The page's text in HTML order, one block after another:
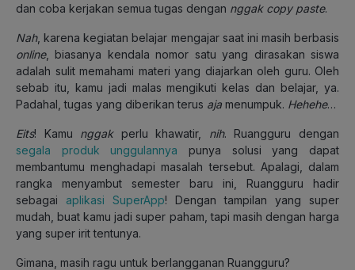
dan coba kerjakan semua tugas dengan nggak copy paste.
Nah, karena kegiatan belajar mengajar saat ini masih berbasis
online, biasanya kendala nomor satu yang dirasakan siswa
adalah sulit memahami materi yang diajarkan oleh guru. Oleh
sebab itu, kamu jadi malas mengikuti kelas dan belajar, ya.
Padahal, tugas yang diberikan terus aja menumpuk. Hehehe…
Eits! Kamu nggakperlu khawatir, nih. Ruangguru dengan
segala produk unggulannya punya solusi yang dapat
membantumu menghadapi masalah tersebut. Apalagi, dalam
rangka menyambut semester baru ini, Ruangguru hadir
sebagai aplikasi SuperApp! Dengan tampilan yang super
mudah, buat kamu jadi super paham, tapi masih dengan harga
yang super irit tentunya.
Gimana, masih ragu untuk berlangganan Ruangguru?